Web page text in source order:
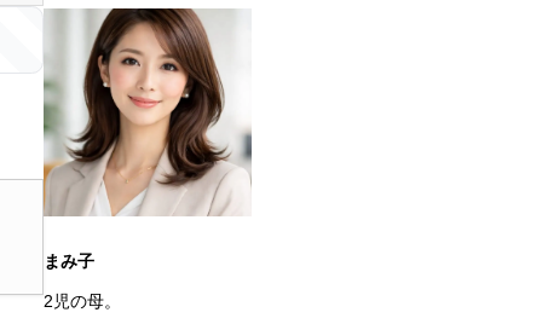
まみ子
2児の母。